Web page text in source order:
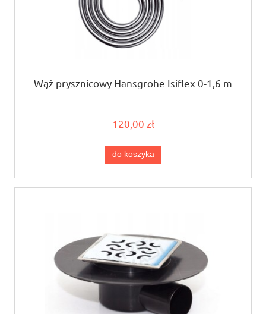
Wąż prysznicowy Hansgrohe Isiflex 0-1,6 m
120,00 zł
do koszyka